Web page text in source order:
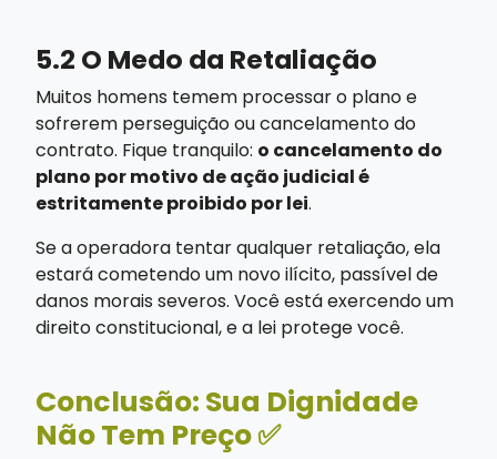
5.2 O Medo da Retaliação
Muitos homens temem processar o plano e
sofrerem perseguição ou cancelamento do
contrato. Fique tranquilo: o cancelamento do
plano por motivo de ação judicial é
estritamente proibido por lei.
Se a operadora tentar qualquer retaliação, ela
estará cometendo um novo ilícito, passível de
danos morais severos. Você está exercendo um
direito constitucional, e a lei protege você.
Conclusão: Sua Dignidade
Não Tem Preço ✅